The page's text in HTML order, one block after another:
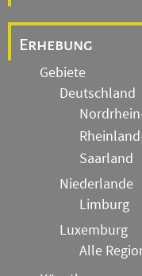
Erhebung
Gebiete
Deutschland
Saarland
Niederlande
Limburg
Luxemburg
Alle